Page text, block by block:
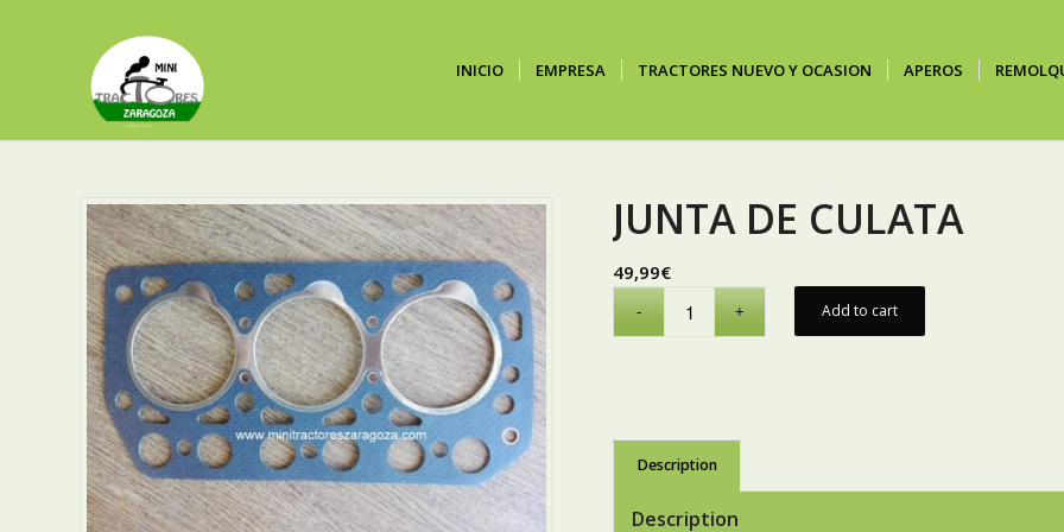
INICIO EMPRESA TRACTORES NUEVO Y OCASION APEROS
JUNTA DE CULATA
49,99€
Add to cart
Description
Description